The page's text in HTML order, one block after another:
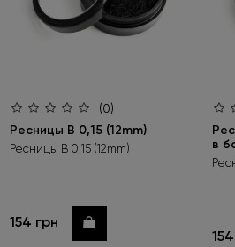
(0)
Ресницы B 0,15 (12mm)
Ресницы B 0,15 (12mm)
154 грн Купить
в